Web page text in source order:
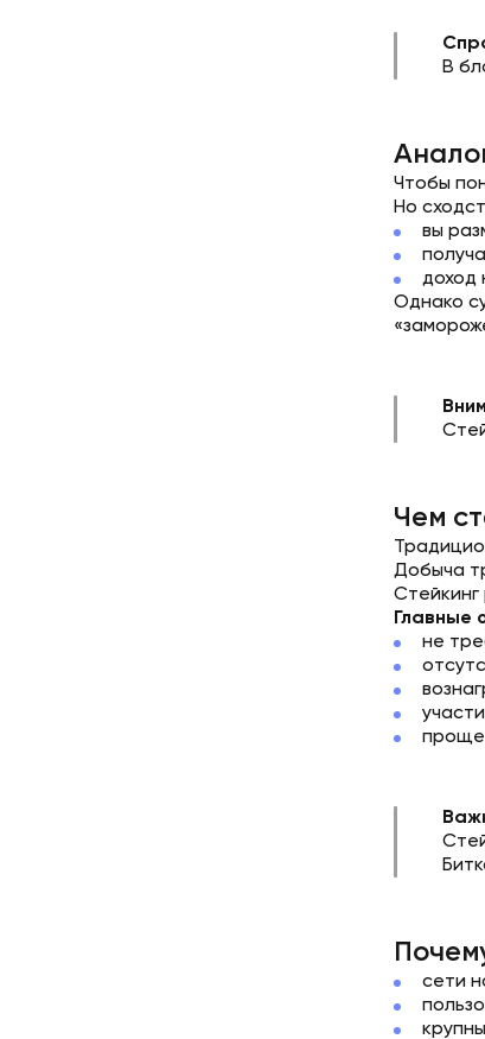
В
Чтобы
Но
вы
доход
Однако
Чем
Добыча
Главные
не
проще
сети